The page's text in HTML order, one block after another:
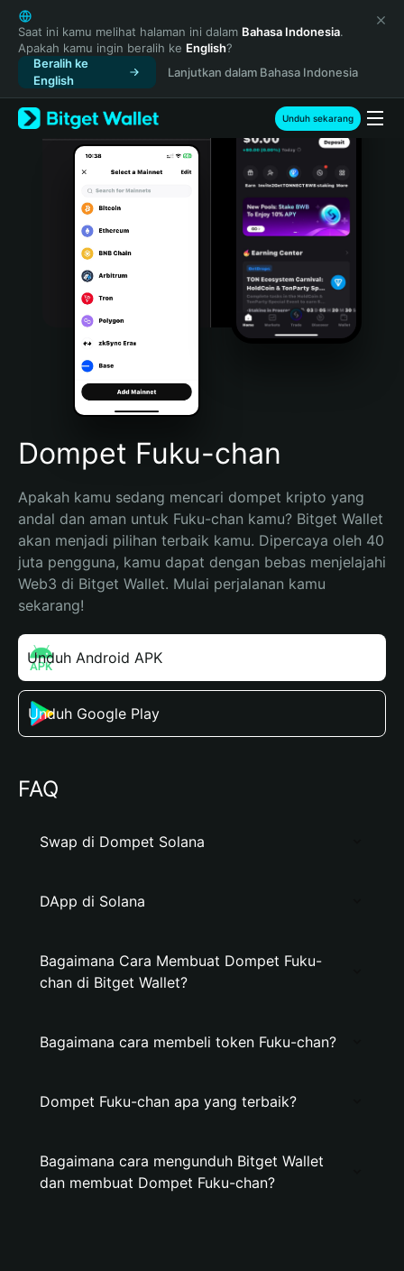
English
日本語
Tiếng Việt
Русский
Español (Latinoamérica)
Türkçe
Italiano
Português (Portugal)
Bahasa Indonesia
Português (Brasil)
Español (Argentina)
Saat ini kamu melihat halaman ini dalam Bahasa Indonesia.
Apakah kamu ingin beralih ke English?
Beralih ke
English
Lanjutkan dalam Bahasa Indonesia
Unduh sekarang
Dompet Fuku-chan
Apakah kamu sedang mencari dompet kripto yang
andal dan aman untuk Fuku-chan kamu? Bitget Wallet
akan menjadi pilihan terbaik kamu. Dipercaya oleh 40
juta pengguna, kamu dapat dengan bebas menjelajahi
Web3 di Bitget Wallet. Mulai perjalanan kamu
sekarang!
Unduh Android APK
Unduh Google Play
FAQ
Swap di Dompet Solana
DApp di Solana
Bagaimana Cara Membuat Dompet Fuku-
chan di Bitget Wallet?
Bagaimana cara membeli token Fuku-chan?
Dompet Fuku-chan apa yang terbaik?
Bagaimana cara mengunduh Bitget Wallet
dan membuat Dompet Fuku-chan?